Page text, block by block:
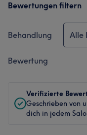
Bewertungen filtern
Behandlung Alle
Bewertung
Verifizierte
Geschrieben von
dich in jedem